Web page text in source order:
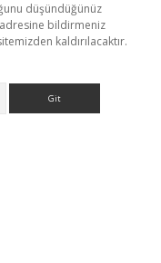
düşündüğünüz
adresine bildirmeniz
kaldırılacaktır.